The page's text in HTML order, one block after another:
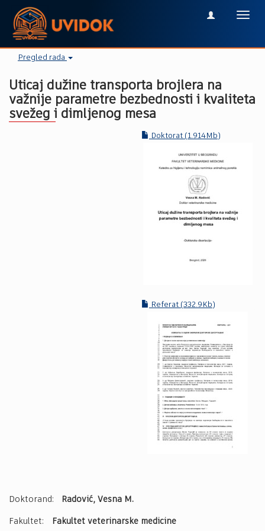
Pregled rada
Uticaj dužine transporta brojlera na
važnije parametre bezbednosti i kvaliteta
svežeg i dimljenog mesa
Doktorat (1.914Mb)
Referat (332.9Kb)
Doktorand: Radović, Vesna M.
Fakultet: Fakultet veterinarske medicine